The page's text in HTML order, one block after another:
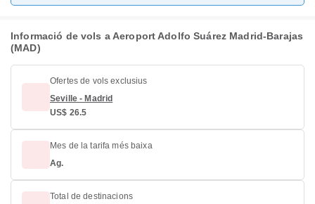
Informació de vols a Aeroport Adolfo Suárez Madrid-Barajas
(MAD)
Ofertes de vols exclusius
Seville - Madrid
US$ 26.5
Mes de la tarifa més baixa
Ag.
Total de destinacions